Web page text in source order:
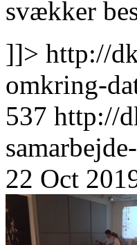
svækker
]]> http://
omkring-
537 http://
22 Oct